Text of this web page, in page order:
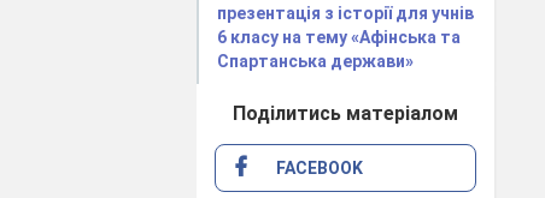
презентація з історії для учнів
6 класу на тему «Афінська та
Спартанська держави»
Поділитись матеріалом
FACEBOOK